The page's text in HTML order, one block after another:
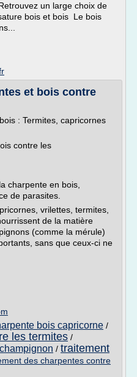
un large choix de
bois et bois Le bois
et bois contre
: Termites, capricornes
contre les
charpente en bois,
de parasites.
vrilettes, termites,
de la matière
(comme la mérule)
sans que ceux-ci ne
bois capricorne /
les termites /
/ traitement
des charpentes contre